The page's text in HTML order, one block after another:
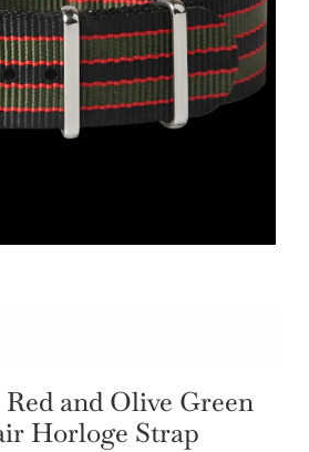
and Olive Green
Horloge Strap